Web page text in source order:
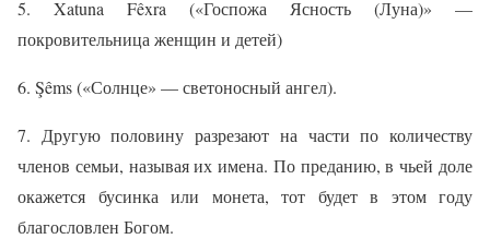
5. Xatuna Fêxra («Госпожа Ясность (Луна)» —
покровительница женщин и детей)
6. Şêms («Солнце» — светоносный ангел).
7. Другую половину разрезают на части по количеству
членов семьи, называя их имена. По преданию, в чьей доле
окажется бусинка или монета, тот будет в этом году
благословлен Богом.